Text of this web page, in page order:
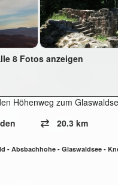
8 Fotos anzeigen
Höhenweg zum
20.3 km
- Absbachhohe - Glaswaldsee -